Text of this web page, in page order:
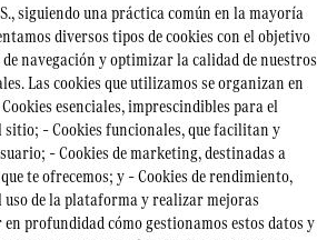
siguiendo una práctica común en la mayoría
diversos tipos de cookies con el objetivo
navegación y optimizar la calidad de nuestros
Las cookies que utilizamos se organizan en
esenciales, imprescindibles para el
– Cookies funcionales, que facilitan y
– Cookies de marketing, destinadas a
te ofrecemos; y – Cookies de rendimiento,
de la plataforma y realizar mejoras
en profundidad cómo gestionamos estos datos y